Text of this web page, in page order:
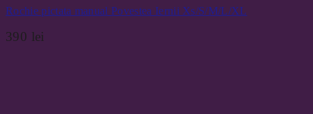
Rochie pictata manual Povestea Iernii Xs/S/M/L/XL
390 lei